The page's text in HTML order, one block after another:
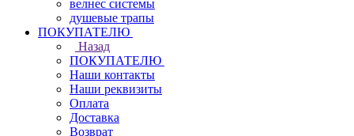
велнес системы
душевые трапы
ПОКУПАТЕЛЮ
Назад
ПОКУПАТЕЛЮ
Наши контакты
Наши реквизиты
Оплата
Доставка
Возврат